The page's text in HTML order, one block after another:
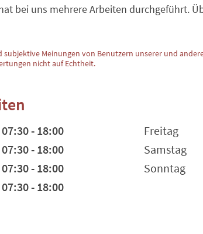
bei uns mehrere Arbeiten durchgeführt.
subjektive Meinungen von Benutzern unserer und
nicht auf Echtheit.
07:30 - 18:00
07:30 - 18:00
07:30 - 18:00
07:30 - 18:00
Freitag
Samstag
Sonntag